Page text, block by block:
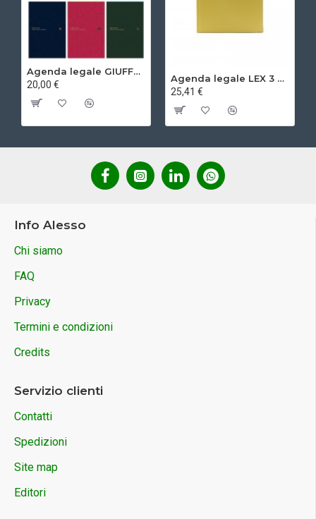
Agenda legale GIUFFRE' 2027 - Udienza
20,00 €
Agenda legale LEX 3 2027
25,41 €
Info Alesso
Chi siamo
FAQ
Privacy
Termini e condizioni
Credits
Servizio clienti
Contatti
Spedizioni
Site map
Editori